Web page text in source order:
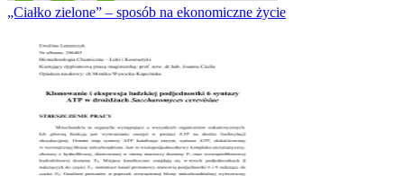
„Ciałko zielone” – sposób na ekonomiczne życie